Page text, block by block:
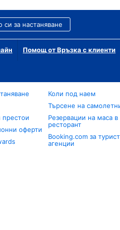
си за настаняване
Помощ от Връзка с клиенти
оферти
Коли под наем
Търсене на
Резервации на маса в
ресторант
Booking.com за
агенции